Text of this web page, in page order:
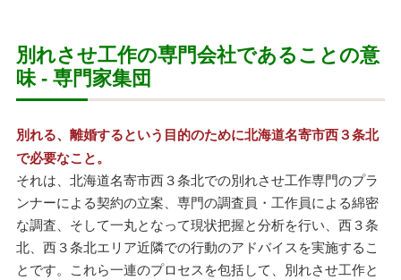
別れさせ工作の専門会社であることの意
味 - 専門家集団
別れる、離婚するという目的のために北海道名寄市西３条北
で必要なこと。
それは、北海道名寄市西３条北での別れさせ工作専門のプラ
ンナーによる契約の立案、専門の調査員・工作員による綿密
な調査、そして一丸となって現状把握と分析を行い、西３条
北、西３条北エリア近隣での行動のアドバイスを実施するこ
とです。これら一連のプロセスを包括して、別れさせ工作と